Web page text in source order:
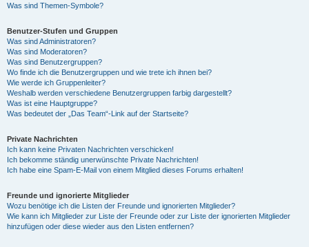
Was sind Themen-Symbole?
Benutzer-Stufen und Gruppen
Was sind Administratoren?
Was sind Moderatoren?
Was sind Benutzergruppen?
Wo finde ich die Benutzergruppen und wie trete ich ihnen bei?
Wie werde ich Gruppenleiter?
Weshalb werden verschiedene Benutzergruppen farbig dargestellt?
Was ist eine Hauptgruppe?
Was bedeutet der „Das Team“-Link auf der Startseite?
Private Nachrichten
Ich kann keine Privaten Nachrichten verschicken!
Ich bekomme ständig unerwünschte Private Nachrichten!
Ich habe eine Spam-E-Mail von einem Mitglied dieses Forums erhalten!
Freunde und ignorierte Mitglieder
Wozu benötige ich die Listen der Freunde und ignorierten Mitglieder?
Wie kann ich Mitglieder zur Liste der Freunde oder zur Liste der ignorierten Mitglieder
hinzufügen oder diese wieder aus den Listen entfernen?